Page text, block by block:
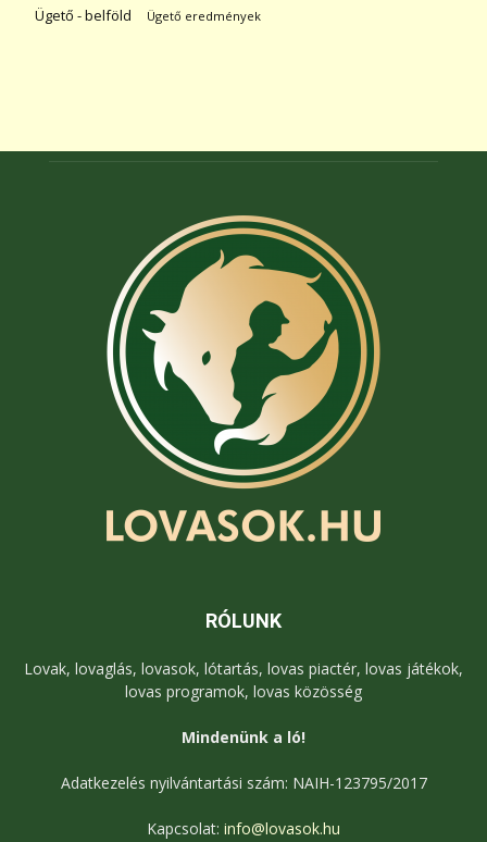
Ügető - belföld Ügető eredmények
RÓLUNK
Lovak, lovaglás, lovasok, lótartás, lovas piactér, lovas játékok,
lovas programok, lovas közösség
Mindenünk a ló!
Adatkezelés nyilvántartási szám: NAIH-123795/2017
Kapcsolat: info@lovasok.hu